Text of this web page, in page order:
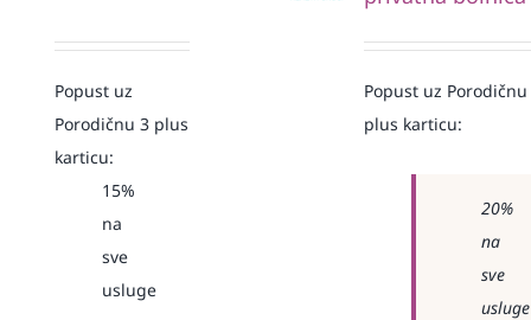
Popust uz
Porodičnu 3 plus
karticu:
15%
na
sve
usluge
Popust uz Porodičnu
plus karticu:
20%
na
sve
usluge